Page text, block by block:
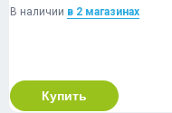
В наличии в 2 магазинах
Купить